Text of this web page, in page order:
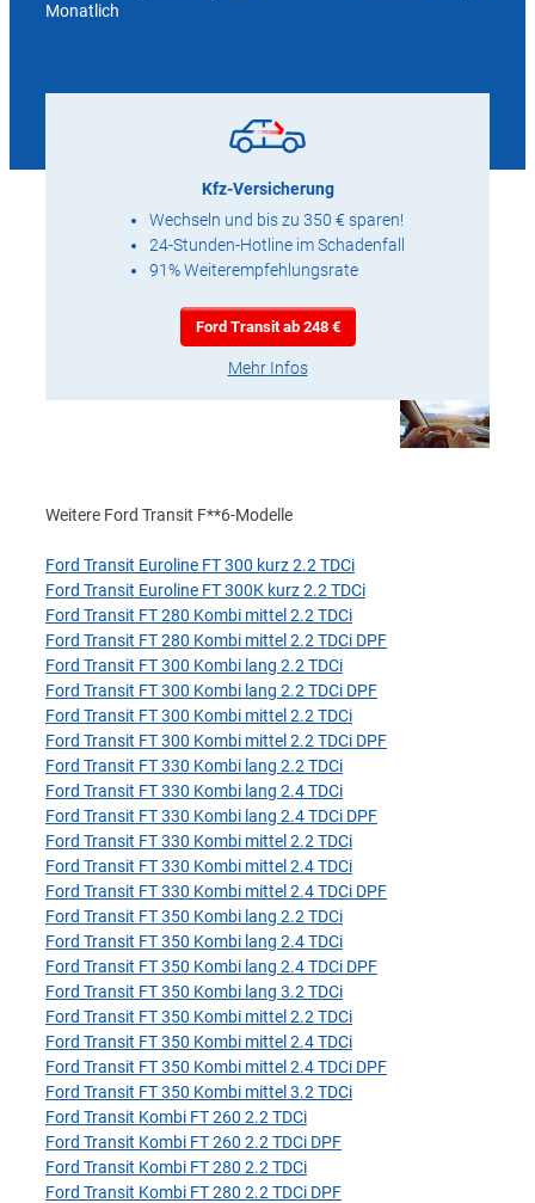
Monatlich
Kfz-Versicherung
Wechseln und bis zu 350 € sparen!
24-Stunden-Hotline im Schadenfall
91% Weiterempfehlungsrate
Ford Transit ab 248 €
Mehr Infos
Weitere Ford Transit F**6-Modelle
Ford Transit Euroline FT 300 kurz 2.2 TDCi
Ford Transit Euroline FT 300K kurz 2.2 TDCi
Ford Transit FT 280 Kombi mittel 2.2 TDCi
Ford Transit FT 280 Kombi mittel 2.2 TDCi DPF
Ford Transit FT 300 Kombi lang 2.2 TDCi
Ford Transit FT 300 Kombi lang 2.2 TDCi DPF
Ford Transit FT 300 Kombi mittel 2.2 TDCi
Ford Transit FT 300 Kombi mittel 2.2 TDCi DPF
Ford Transit FT 330 Kombi lang 2.2 TDCi
Ford Transit FT 330 Kombi lang 2.4 TDCi
Ford Transit FT 330 Kombi lang 2.4 TDCi DPF
Ford Transit FT 330 Kombi mittel 2.2 TDCi
Ford Transit FT 330 Kombi mittel 2.4 TDCi
Ford Transit FT 330 Kombi mittel 2.4 TDCi DPF
Ford Transit FT 350 Kombi lang 2.2 TDCi
Ford Transit FT 350 Kombi lang 2.4 TDCi
Ford Transit FT 350 Kombi lang 2.4 TDCi DPF
Ford Transit FT 350 Kombi lang 3.2 TDCi
Ford Transit FT 350 Kombi mittel 2.2 TDCi
Ford Transit FT 350 Kombi mittel 2.4 TDCi
Ford Transit FT 350 Kombi mittel 2.4 TDCi DPF
Ford Transit FT 350 Kombi mittel 3.2 TDCi
Ford Transit Kombi FT 260 2.2 TDCi
Ford Transit Kombi FT 260 2.2 TDCi DPF
Ford Transit Kombi FT 280 2.2 TDCi
Ford Transit Kombi FT 280 2.2 TDCi DPF